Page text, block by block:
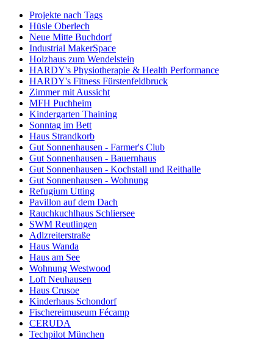
Projekte nach Tags
Hüsle Oberlech
Neue Mitte Buchdorf
Industrial MakerSpace
Holzhaus zum Wendelstein
HARDY's Physiotherapie & Health Performance
HARDY's Fitness Fürstenfeldbruck
Zimmer mit Aussicht
MFH Puchheim
Kindergarten Thaining
Sonntag im Bett
Haus Strandkorb
Gut Sonnenhausen - Farmer's Club
Gut Sonnenhausen - Bauernhaus
Gut Sonnenhausen - Kochstall und Reithalle
Gut Sonnenhausen - Wohnung
Refugium Utting
Pavillon auf dem Dach
Rauchkuchlhaus Schliersee
SWM Reutlingen
Adlzreiterstraße
Haus Wanda
Haus am See
Wohnung Westwood
Loft Neuhausen
Haus Crusoe
Kinderhaus Schondorf
Fischereimuseum Fécamp
CERUDA
Techpilot München